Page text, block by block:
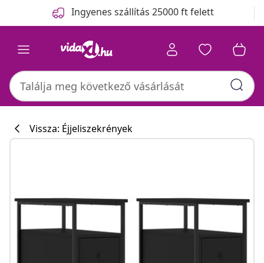
Ingyenes szállítás 25000 ft felett
Vissza: Éjjeliszekrények